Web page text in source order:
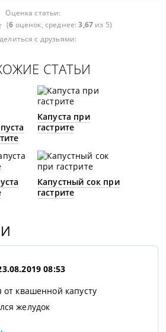
Оценка статьи:
(6 оценок, среднее:3,67 из 5)
с друзьями:
СТАТЬИ
Капуста при
гастрите
Капустный сок при
гастрите
08:53
от квашенной капусту
желудок